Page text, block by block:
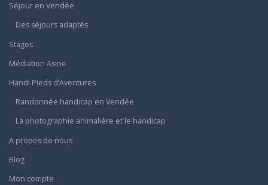
Séjour en Vendée
Des séjours adaptés
Stages
Médiation Asine
Handi Pieds d’Aventures
Randonnée handicap en Vendée
La photographie animalière et le handicap
A propos de nous
Blog
Mon compte